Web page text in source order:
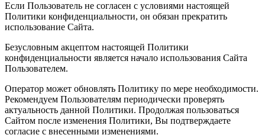
Если Пользователь не согласен с условиями настоящей
Политики конфиденциальности, он обязан прекратить
использование Сайта.
Безусловным акцептом настоящей Политики
конфиденциальности является начало использования Сайта
Пользователем.
Оператор может обновлять Политику по мере необходимости.
Рекомендуем Пользователям периодически проверять
актуальность данной Политики. Продолжая пользоваться
Сайтом после изменения Политики, Вы подтверждаете
согласие с внесенными изменениями.